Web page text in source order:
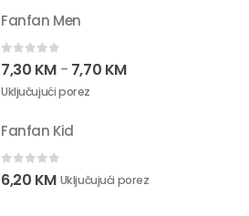
Fanfan Men
0out of 5
7,30 KM – 7,70 KM
Uključujući porez
Fanfan Kid
0out of 5
6,20 KM Uključujući porez